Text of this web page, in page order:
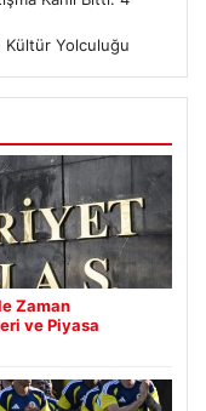
Kültür Yolculuğu
Zaman
ve Piyasa